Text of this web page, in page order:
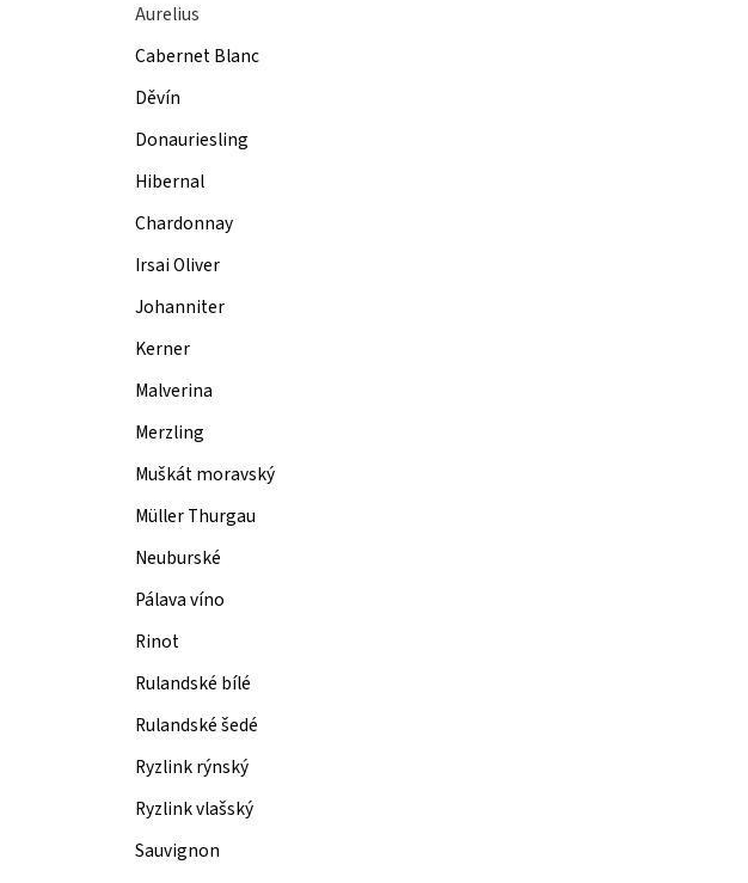
Aurelius
Cabernet Blanc
Děvín
Donauriesling
Hibernal
Chardonnay
Irsai Oliver
Johanniter
Kerner
Malverina
Merzling
Muškát moravský
Müller Thurgau
Neuburské
Pálava víno
Rinot
Rulandské bílé
Rulandské šedé
Ryzlink rýnský
Ryzlink vlašský
Sauvignon